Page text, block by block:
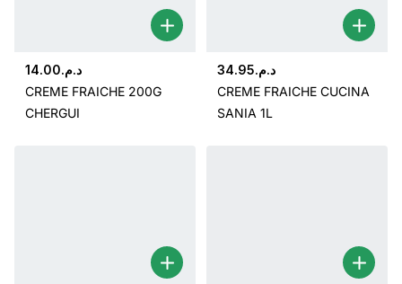
د.م.14.00
CREME FRAICHE 200G
CHERGUI
د.م.34.95
CREME FRAICHE CUCINA
SANIA 1L